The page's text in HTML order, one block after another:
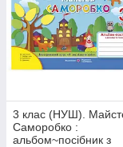
3 клас (НУШ).
Саморобко :
альбом~посібник з